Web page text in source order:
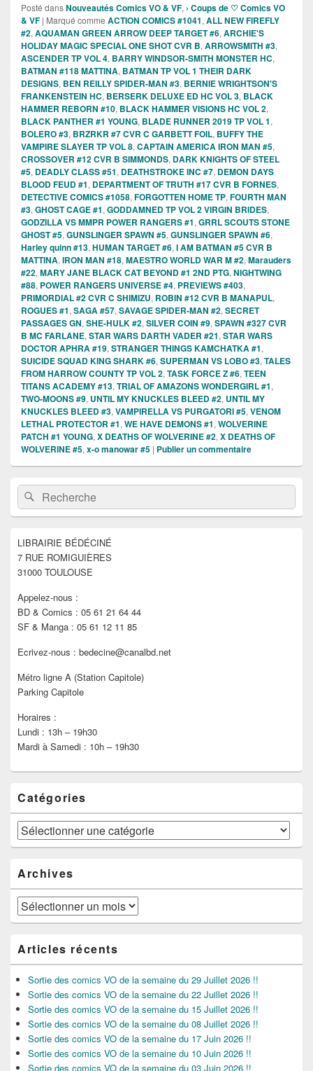
Posté dansNouveautés Comics VO & VF, › Coups de ♡ Comics VO
& VF | Marqué comme ACTION COMICS #1041, ALL NEW FIREFLY
#2, AQUAMAN GREEN ARROW DEEP TARGET #6, ARCHIE'S
HOLIDAY MAGIC SPECIAL ONE SHOT CVR B, ARROWSMITH #3,
ASCENDER TP VOL 4, BARRY WINDSOR-SMITH MONSTER HC,
BATMAN #118 MATTINA, BATMAN TP VOL 1 THEIR DARK
DESIGNS, BEN REILLY SPIDER-MAN #3, BERNIE WRIGHTSON'S
FRANKENSTEIN HC, BERSERK DELUXE ED HC VOL 3, BLACK
HAMMER REBORN #10, BLACK HAMMER VISIONS HC VOL 2,
BLACK PANTHER #1 YOUNG, BLADE RUNNER 2019 TP VOL 1,
BOLERO #3, BRZRKR #7 CVR C GARBETT FOIL, BUFFY THE
VAMPIRE SLAYER TP VOL 8, CAPTAIN AMERICA IRON MAN #5,
CROSSOVER #12 CVR B SIMMONDS, DARK KNIGHTS OF STEEL
#5, DEADLY CLASS #51, DEATHSTROKE INC #7, DEMON DAYS
BLOOD FEUD #1, DEPARTMENT OF TRUTH #17 CVR B FORNES,
DETECTIVE COMICS #1058, FORGOTTEN HOME TP, FOURTH MAN
#3, GHOST CAGE #1, GODDAMNED TP VOL 2 VIRGIN BRIDES,
GODZILLA VS MMPR POWER RANGERS #1, GRRL SCOUTS STONE
GHOST #5, GUNSLINGER SPAWN #5, GUNSLINGER SPAWN #6,
Harley quinn #13, HUMAN TARGET #6, I AM BATMAN #5 CVR B
MATTINA, IRON MAN #18, MAESTRO WORLD WAR M #2, Marauders
#22, MARY JANE BLACK CAT BEYOND #1 2ND PTG, NIGHTWING
#88, POWER RANGERS UNIVERSE #4, PREVIEWS #403,
PRIMORDIAL #2 CVR C SHIMIZU, ROBIN #12 CVR B MANAPUL,
ROGUES #1, SAGA #57, SAVAGE SPIDER-MAN #2, SECRET
PASSAGES GN, SHE-HULK #2, SILVER COIN #9, SPAWN #327 CVR
B MC FARLANE, STAR WARS DARTH VADER #21, STAR WARS
DOCTOR APHRA #19, STRANGER THINGS KAMCHATKA #1,
SUICIDE SQUAD KING SHARK #6, SUPERMAN VS LOBO #3, TALES
FROM HARROW COUNTY TP VOL 2, TASK FORCE Z #6, TEEN
TITANS ACADEMY #13, TRIAL OF AMAZONS WONDERGIRL #1,
TWO-MOONS #9, UNTIL MY KNUCKLES BLEED #2, UNTIL MY
KNUCKLES BLEED #3, VAMPIRELLA VS PURGATORI #5, VENOM
LETHAL PROTECTOR #1, WE HAVE DEMONS #1, WOLVERINE
PATCH #1 YOUNG, X DEATHS OF WOLVERINE #2, X DEATHS OF
WOLVERINE #5, x-o manowar #5 | Publier un commentaire
Zone
principale
de
widget
barre
latérale
Recherche :Rechercher
LIBRAIRIE BÉDÉCINÉ
7 RUE ROMIGUIÈRES
31000 TOULOUSE
Appelez-nous :
BD & Comics : 05 61 21 64 44
SF & Manga : 05 61 12 11 85
Ecrivez-nous : bedecine@canalbd.net
Métro ligne A (Station Capitole)
Parking Capitole
Horaires :
Lundi : 13h – 19h30
Mardi à Samedi : 10h – 19h30
Catégories
Catégories
Archives
Archives
Articles récents
Sortie des comics VO de la semaine du 29 Juillet 2026 !!
Sortie des comics VO de la semaine du 22 Juillet 2026 !!
Sortie des comics VO de la semaine du 15 Juillet 2026 !!
Sortie des comics VO de la semaine du 08 Juillet 2026 !!
Sortie des comics VO de la semaine du 17 Juin 2026 !!
Sortie des comics VO de la semaine du 10 Juin 2026 !!
Sortie des comics VO de la semaine du 03 Juin 2026 !!